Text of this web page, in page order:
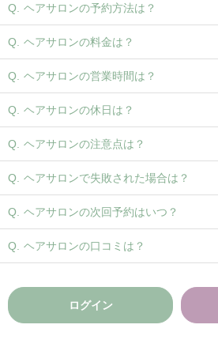
ヘアサロンの予約方法は？
ヘアサロンの料金は？
ヘアサロンの営業時間は？
ヘアサロンの休日は？
ヘアサロンの注意点は？
ヘアサロンで失敗された場合は？
ヘアサロンの次回予約はいつ？
ヘアサロンの口コミは？
ログイン